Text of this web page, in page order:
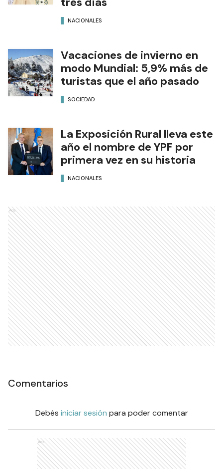
NACIONALES
Vacaciones de invierno en
modo Mundial: 5,9% más de
turistas que el año pasado
SOCIEDAD
La Exposición Rural lleva este
año el nombre de YPF por
primera vez en su historia
NACIONALES
Ads
Comentarios
Debés iniciar sesión para poder comentar
Ads